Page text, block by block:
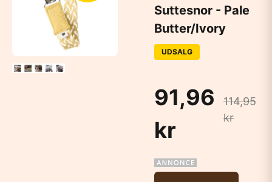
Suttesnor - Pale
Butter/Ivory
UDSALG
91,96
kr
114,95
kr